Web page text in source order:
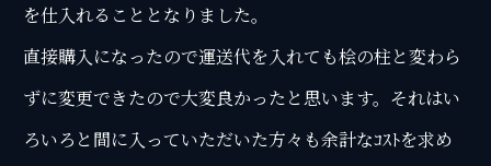
を仕入れることとなりました。
直接購入になったので運送代を入れても桧の柱と変わら
ずに変更できたので大変良かったと思います。それはい
ろいろと間に入っていただいた方々も余計なｺｽﾄを求め